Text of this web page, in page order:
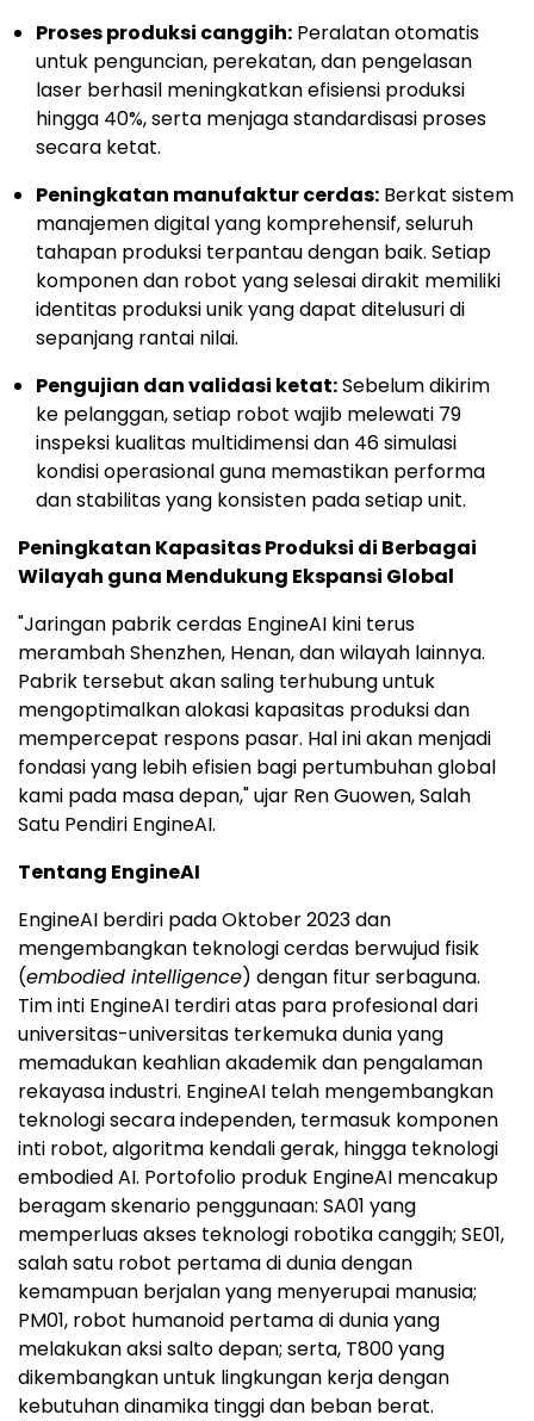
Proses produksi canggih: Peralatan otomatis
untuk penguncian, perekatan, dan pengelasan
laser berhasil meningkatkan efisiensi produksi
hingga 40%, serta menjaga standardisasi proses
secara ketat.
Peningkatan manufaktur cerdas: Berkat sistem
manajemen digital yang komprehensif, seluruh
tahapan produksi terpantau dengan baik. Setiap
komponen dan robot yang selesai dirakit memiliki
identitas produksi unik yang dapat ditelusuri di
sepanjang rantai nilai.
Pengujian dan validasi ketat:Sebelum dikirim
ke pelanggan, setiap robot wajib melewati 79
inspeksi kualitas multidimensi dan 46 simulasi
kondisi operasional guna memastikan performa
dan stabilitas yang konsisten pada setiap unit.
Peningkatan Kapasitas Produksi di Berbagai
Wilayah guna Mendukung Ekspansi Global
"Jaringan pabrik cerdas EngineAI kini terus
merambah Shenzhen, Henan, dan wilayah lainnya.
Pabrik tersebut akan saling terhubung untuk
mengoptimalkan alokasi kapasitas produksi dan
mempercepat respons pasar. Hal ini akan menjadi
fondasi yang lebih efisien bagi pertumbuhan global
kami pada masa depan," ujar Ren Guowen, Salah
Satu Pendiri EngineAI.
Tentang EngineAI
EngineAI berdiri pada Oktober 2023 dan
mengembangkan teknologi cerdas berwujud fisik
(embodied intelligence) dengan fitur serbaguna.
Tim inti EngineAI terdiri atas para profesional dari
universitas-universitas terkemuka dunia yang
memadukan keahlian akademik dan pengalaman
rekayasa industri. EngineAI telah mengembangkan
teknologi secara independen, termasuk komponen
inti robot, algoritma kendali gerak, hingga teknologi
embodied AI. Portofolio produk EngineAI mencakup
beragam skenario penggunaan: SA01 yang
memperluas akses teknologi robotika canggih; SE01,
salah satu robot pertama di dunia dengan
kemampuan berjalan yang menyerupai manusia;
PM01, robot humanoid pertama di dunia yang
melakukan aksi salto depan; serta, T800 yang
dikembangkan untuk lingkungan kerja dengan
kebutuhan dinamika tinggi dan beban berat.